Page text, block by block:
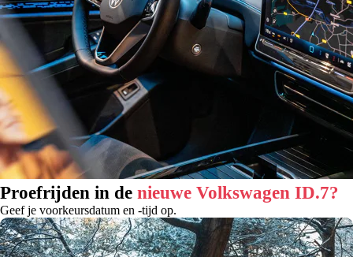
Proefrijden in de nieuwe Volkswagen ID.7?
Geef je voorkeursdatum en -tijd op.